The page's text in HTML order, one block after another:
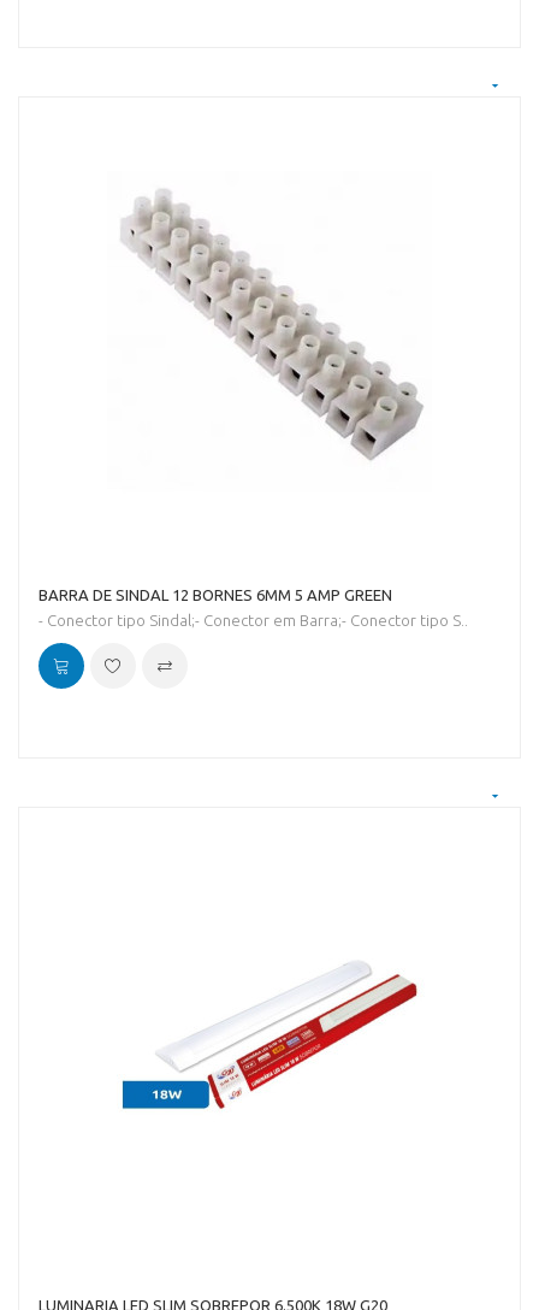
BARRA DE SINDAL 12 BORNES 6MM 5 AMP GREEN
- Conector tipo Sindal;- Conector em Barra;- Conector tipo S..
LUMINARIA LED SLIM SOBREPOR 6.500K 18W G20